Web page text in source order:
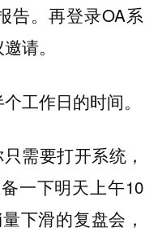
告。再登录OA系
请。
工作日的时间。
需要打开系统，
一下明天上午10
下滑的复盘会，